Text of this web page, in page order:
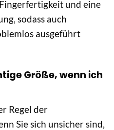
und eine
sodass auch
ausgeführt
Größe, wenn ich
Regel der
Sie sich unsicher sind,